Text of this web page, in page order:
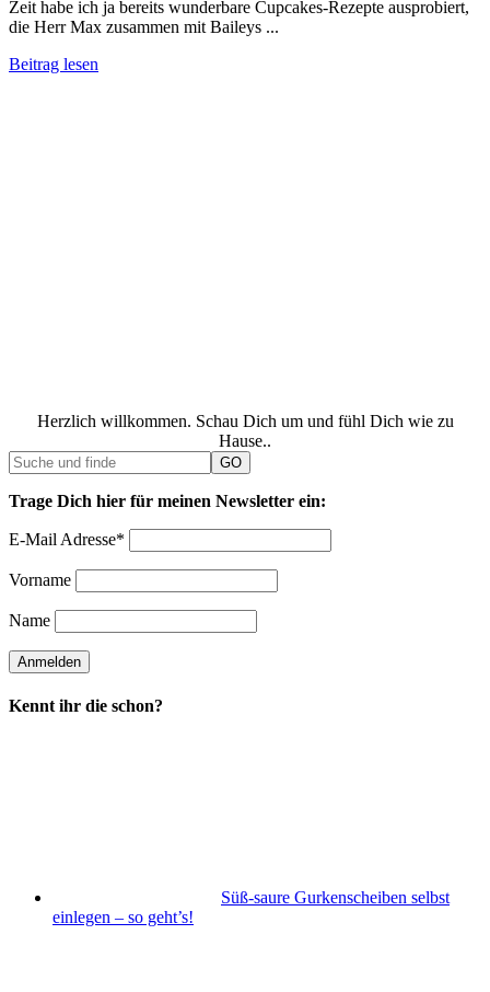
Zeit habe ich ja bereits wunderbare Cupcakes-Rezepte ausprobiert,
die Herr Max zusammen mit Baileys ...
Beitrag lesen
Herzlich willkommen. Schau Dich um und fühl Dich wie zu
Hause..
Trage Dich hier für meinen Newsletter ein:
E-Mail Adresse*
Vorname
Name
Kennt ihr die schon?
Süß-saure Gurkenscheiben selbst
einlegen – so geht’s!